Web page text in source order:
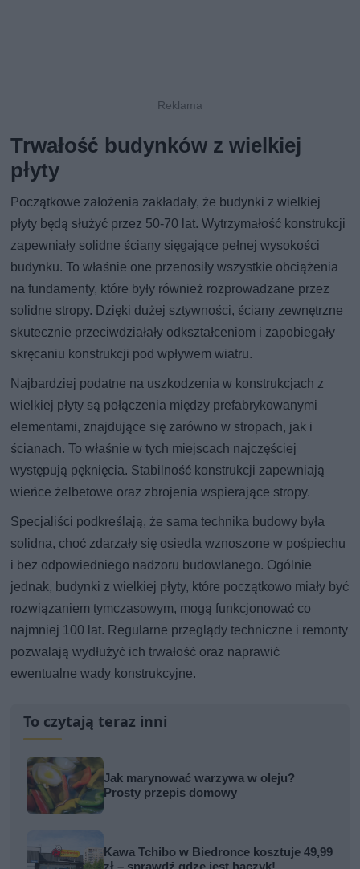
Trwałość budynków z wielkiej
płyty
Początkowe założenia zakładały, że budynki z wielkiej
płyty będą służyć przez 50-70 lat. Wytrzymałość konstrukcji
zapewniały solidne ściany sięgające pełnej wysokości
budynku. To właśnie one przenosiły wszystkie obciążenia
na fundamenty, które były również rozprowadzane przez
solidne stropy. Dzięki dużej sztywności, ściany zewnętrzne
skutecznie przeciwdziałały odkształceniom i zapobiegały
skręcaniu konstrukcji pod wpływem wiatru.
Najbardziej podatne na uszkodzenia w konstrukcjach z
wielkiej płyty są połączenia między prefabrykowanymi
elementami, znajdujące się zarówno w stropach, jak i
ścianach. To właśnie w tych miejscach najczęściej
występują pęknięcia. Stabilność konstrukcji zapewniają
wieńce żelbetowe oraz zbrojenia wspierające stropy.
Specjaliści podkreślają, że sama technika budowy była
solidna, choć zdarzały się osiedla wznoszone w pośpiechu
i bez odpowiedniego nadzoru budowlanego. Ogólnie
jednak, budynki z wielkiej płyty, które początkowo miały być
rozwiązaniem tymczasowym, mogą funkcjonować co
najmniej 100 lat. Regularne przeglądy techniczne i remonty
pozwalają wydłużyć ich trwałość oraz naprawić
ewentualne wady konstrukcyjne.
To czytają teraz inni
Jak marynować warzywa w oleju?
Prosty przepis domowy
Kawa Tchibo w Biedronce kosztuje 49,99